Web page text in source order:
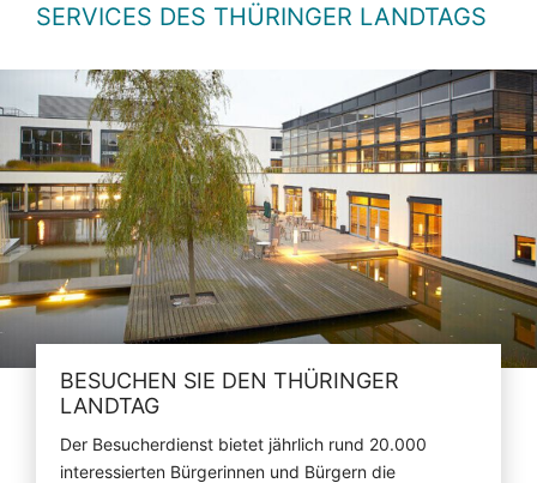
SERVICES DES THÜRINGER LANDTAGS
BESUCHEN SIE DEN THÜRINGER
LANDTAG
Der Besucherdienst bietet jährlich rund 20.000
interessierten Bürgerinnen und Bürgern die